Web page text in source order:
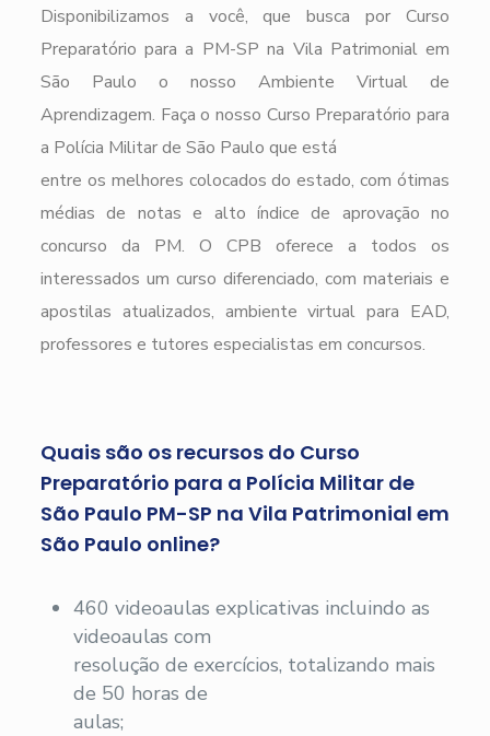
Disponibilizamos a você, que busca por Curso
Preparatório para a PM-SP na Vila Patrimonial em
São Paulo o nosso Ambiente Virtual de
Aprendizagem. Faça o nosso Curso Preparatório para
a Polícia Militar de São Paulo que está
entre os melhores colocados do estado, com ótimas
médias de notas e alto índice de aprovação no
concurso da PM. O CPB oferece a todos os
interessados um curso diferenciado, com materiais e
apostilas atualizados, ambiente virtual para EAD,
professores e tutores especialistas em concursos.
Quais são os recursos do Curso
Preparatório para a Polícia Militar de
São Paulo PM-SP na Vila Patrimonial em
São Paulo online?
460 videoaulas explicativas incluindo as
videoaulas com
resolução de exercícios, totalizando mais
de 50 horas de
aulas;